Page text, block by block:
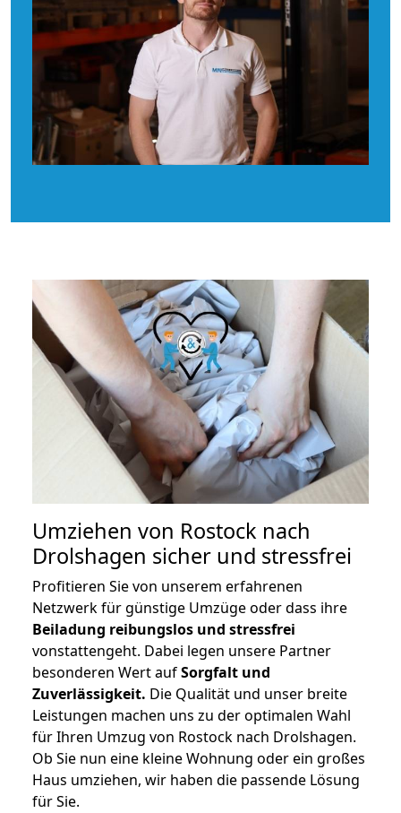
Umziehen von Rostock nach
Drolshagen sicher und stressfrei
Profitieren Sie von unserem erfahrenen
Netzwerk für günstige Umzüge oder dass ihre
Beiladung reibungslos und stressfrei
vonstattengeht. Dabei legen unsere Partner
besonderen Wert aufSorgfalt und
Zuverlässigkeit. Die Qualität und unser breite
Leistungen machen uns zu der optimalen Wahl
für Ihren Umzug von Rostock nach Drolshagen.
Ob Sie nun eine kleine Wohnung oder ein großes
Haus umziehen, wir haben die passende Lösung
für Sie.